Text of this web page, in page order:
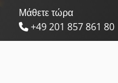
Μάθετε τώρα
+49 201 857 861 80